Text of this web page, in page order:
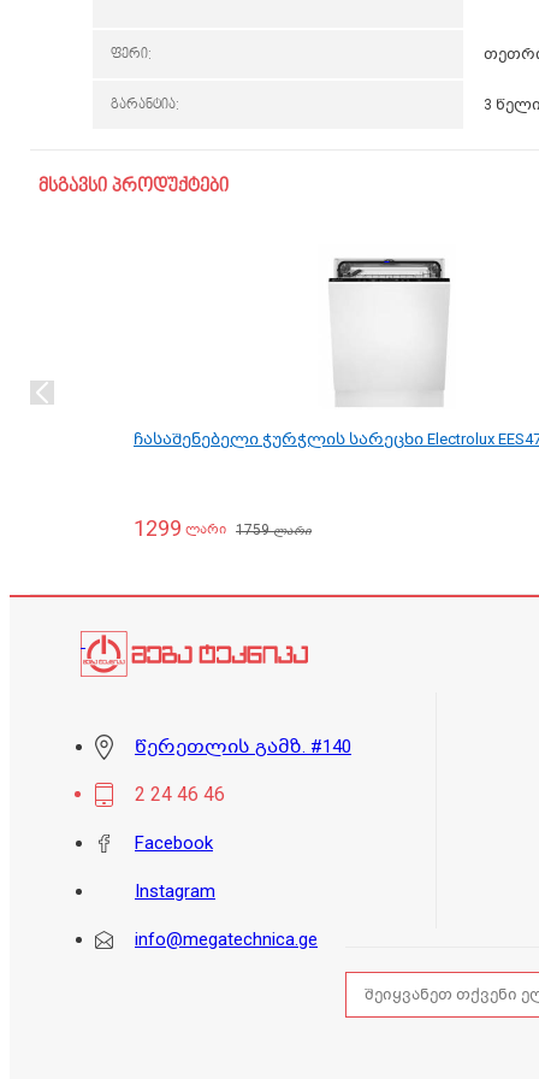
ფერი:
გარანტია: 3
მსგავსი პროდუქტები
ჩასაშენებელი ჭურჭლის სარეცხი Electrolux
1299 ლარი 1759ლარი
წერეთლის გამზ. #140
2 24 46 46
Facebook
Instagram
info@megatechnica.ge